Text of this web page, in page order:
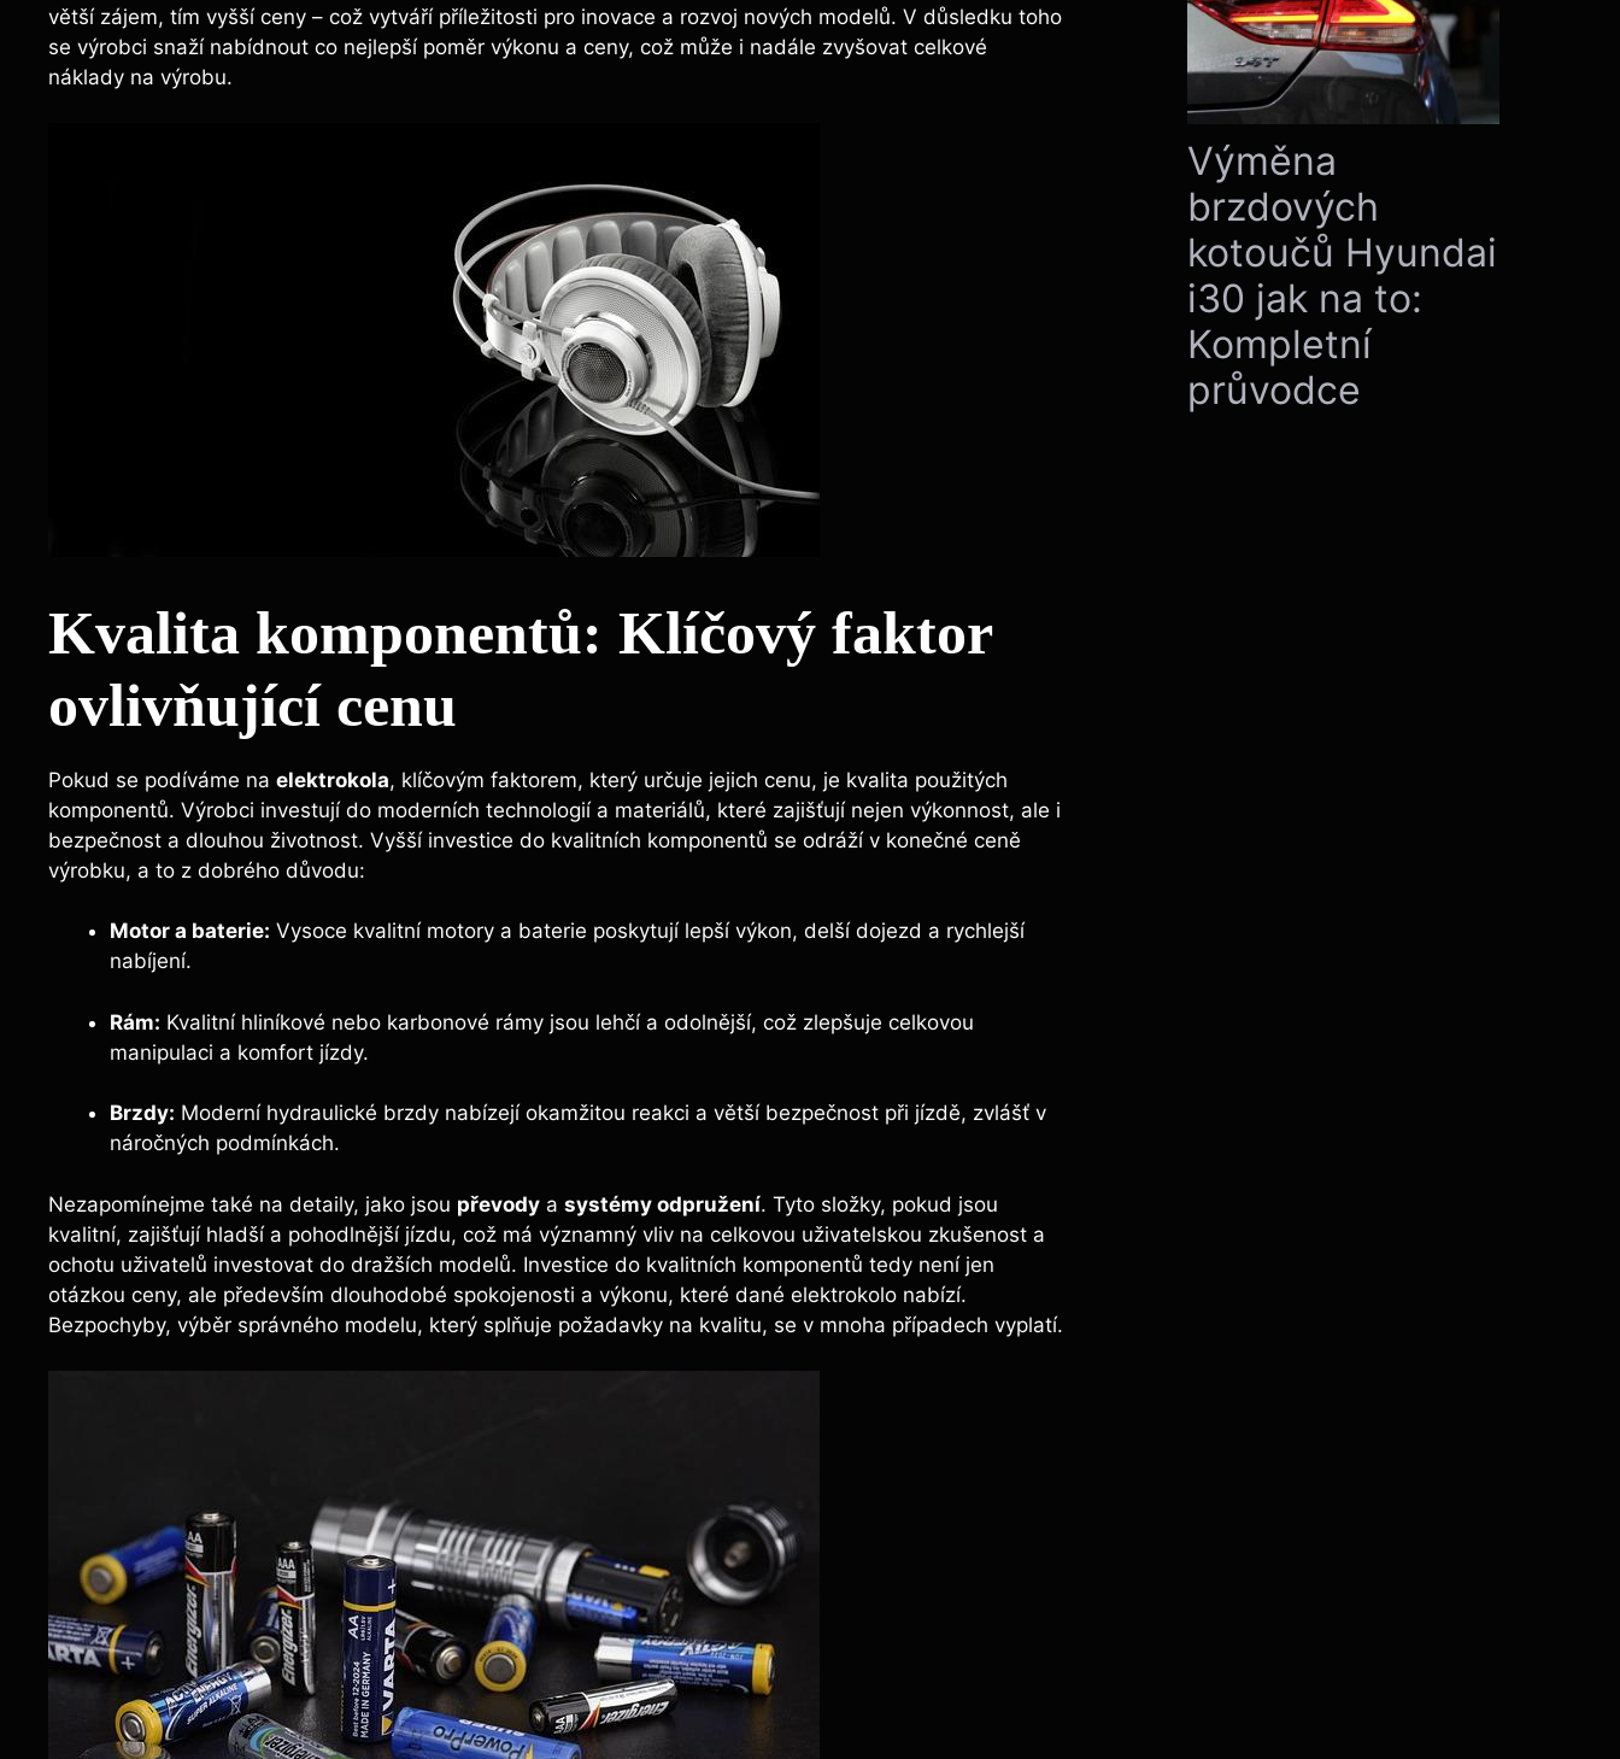
větší zájem, tím vyšší ceny – což vytváří příležitosti pro inovace a rozvoj nových modelů. V důsledku toho
se výrobci snaží nabídnout co nejlepší poměr výkonu a ceny, což může i nadále zvyšovat celkové
náklady na výrobu.
Kvalita komponentů: Klíčový faktor
ovlivňující cenu
Pokud se podíváme na elektrokola, klíčovým faktorem, který určuje jejich cenu, je kvalita použitých
komponentů. Výrobci investují do moderních technologií a materiálů, které zajišťují nejen výkonnost, ale i
bezpečnost a dlouhou životnost. Vyšší investice do kvalitních komponentů se odráží v konečné ceně
výrobku, a to z dobrého důvodu:
Motor a baterie: Vysoce kvalitní motory a baterie poskytují lepší výkon, delší dojezd a rychlejší
nabíjení.
Rám: Kvalitní hliníkové nebo karbonové rámy jsou lehčí a odolnější, což zlepšuje celkovou
manipulaci a komfort jízdy.
Brzdy: Moderní hydraulické brzdy nabízejí okamžitou reakci a větší bezpečnost při jízdě, zvlášť v
náročných podmínkách.
Nezapomínejme také na detaily, jako jsou převody a systémy odpružení. Tyto složky, pokud jsou
kvalitní, zajišťují hladší a pohodlnější jízdu, což má významný vliv na celkovou uživatelskou zkušenost a
ochotu uživatelů investovat do dražších modelů. Investice do kvalitních komponentů tedy není jen
otázkou ceny, ale především dlouhodobé spokojenosti a výkonu, které dané elektrokolo nabízí.
Bezpochyby, výběr správného modelu, který splňuje požadavky na kvalitu, se v mnoha případech vyplatí.
Výměna
brzdových
kotoučů Hyundai
i30 jak na to:
Kompletní
průvodce